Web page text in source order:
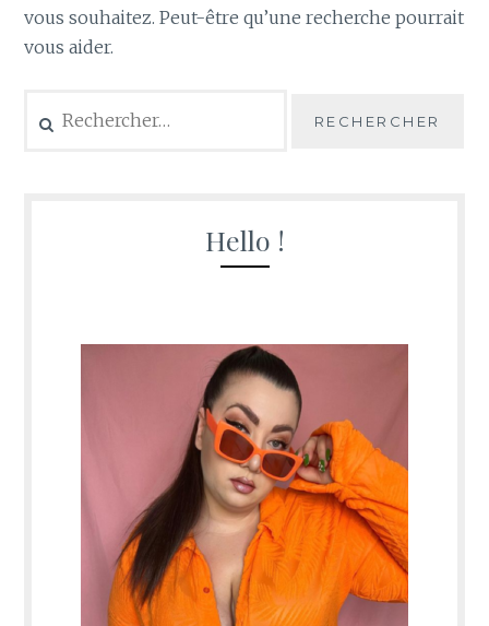
vous souhaitez. Peut-être qu’une recherche pourrait
vous aider.
Hello !